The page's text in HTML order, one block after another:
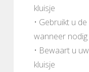
kluisje
• Gebruikt u
wanneer nodig
• Bewaart u
kluisje